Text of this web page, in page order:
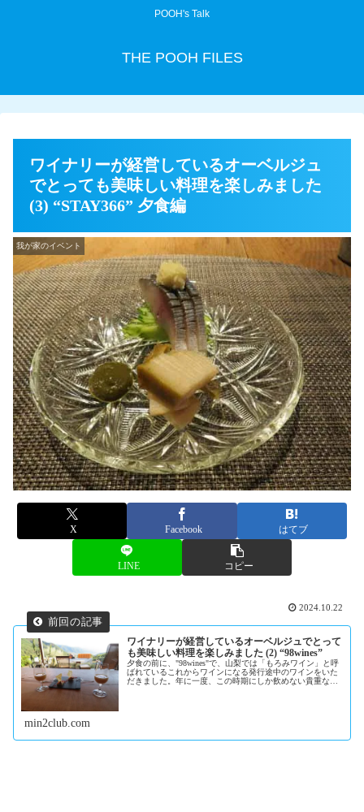
POOH's Talk
THE POOH FILES
ワイナリーが経営しているオーベルジュ
でとっても美味しい料理を楽しみました
(3) “STAY366” 夕食編
我が家のイベント
X Facebook はてブ
LINE コピー
2024.10.22
ワイナリーが経営しているオーベルジュでとって
も美味しい料理を楽しみました (2) “98wines”
夕食の前に、"98wines"で、山梨では「もろみワイン」と呼
ばれているこれからワインになる発行途中のワインをいた
だきました。年に一度、この時期にしか飲めない貴重なワ
min2club.com